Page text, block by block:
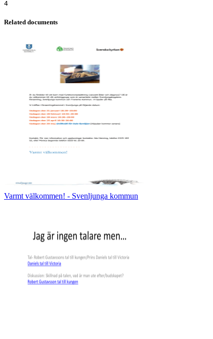
Related documents
Varmt välkommen! - Svenljunga kommun